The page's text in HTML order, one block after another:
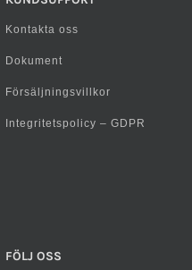
Kontakta oss
Dokument
Försäljningsvillkor
Integritetspolicy – GDPR
FÖLJ OSS